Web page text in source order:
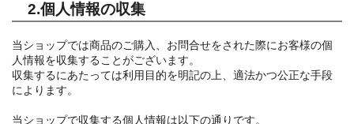
2.個人情報の収集
当ショップでは商品のご購入、お問合せをされた際にお客様の個
人情報を収集することがございます。
収集するにあたっては利用目的を明記の上、適法かつ公正な手段
によります。
当ショップで収集する個人情報は以下の通りです。